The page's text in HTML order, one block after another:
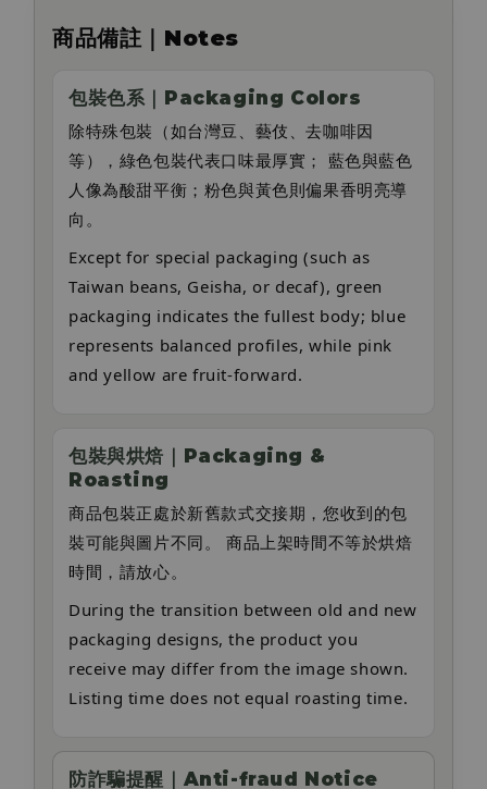
商品備註｜Notes
包裝色系｜Packaging Colors
除特殊包裝（如台灣豆、藝伎、去咖啡因
等），綠色包裝代表口味最厚實； 藍色與藍色
人像為酸甜平衡；粉色與黃色則偏果香明亮導
向。
Except for special packaging (such as
Taiwan beans, Geisha, or decaf), green
packaging indicates the fullest body; blue
represents balanced profiles, while pink
and yellow are fruit-forward.
包裝與烘焙｜Packaging &
Roasting
商品包裝正處於新舊款式交接期，您收到的包
裝可能與圖片不同。 商品上架時間不等於烘焙
時間，請放心。
During the transition between old and new
packaging designs, the product you
receive may differ from the image shown.
Listing time does not equal roasting time.
防詐騙提醒｜Anti-fraud Notice